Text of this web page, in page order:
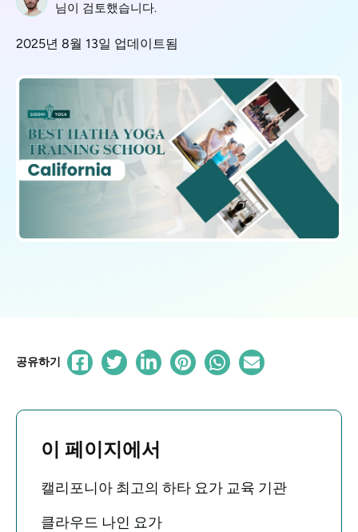
님이 검토했습니다.
2025년 8월 13일 업데이트됨
공유하기
이 페이지에서
캘리포니아 최고의 하타 요가 교육 기관
클라우드 나인 요가